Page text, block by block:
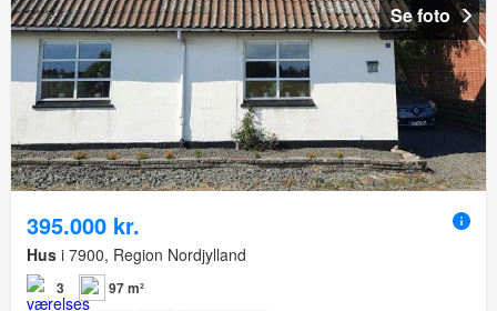
Se foto
395.000 kr.
Hus i 7900, Region Nordjylland
3 97 m²